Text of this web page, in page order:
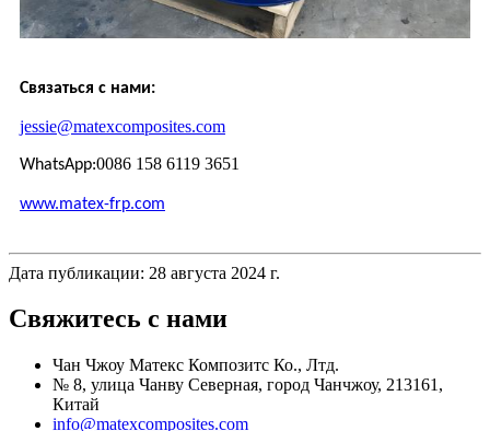
Связаться с нами:
jessie@matexcomposites.com
WhatsApp:0086 158 6119 3651
www.matex-frp.com
Дата публикации: 28 августа 2024 г.
Свяжитесь с нами
Чан Чжоу Матекс Композитс Ко., Лтд.
№ 8, улица Чанву Северная, город Чанчжоу, 213161,
Китай
info@matexcomposites.com